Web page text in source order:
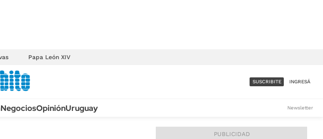
Papa León XIV
ACCESO FULL - $1.800/MES
SUSCRIBITE INGRESÁ
NegociosOpiniónUruguay Newsletter